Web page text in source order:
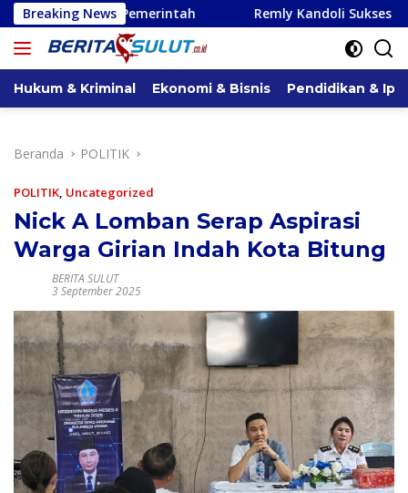
Langsung
ke
konten
Breaking News Remly Kandoli Sukses Perjuangkan
Hukum & Kriminal Ekonomi & Bisnis Pendidikan &
Beranda POLITIK
POLITIK, Uncategorized
Nick A Lomban Serap Aspirasi
Warga Girian Indah Kota Bitung
BERITA SULUT
3 September 2025